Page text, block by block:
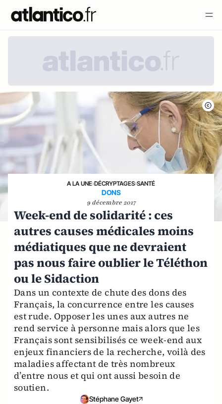
A LA UNE›DÉCRYPTAGES›SANTÉ
DONS
9 décembre 2017
Week-end de solidarité : ces
autres causes médicales moins
médiatiques que ne devraient
pas nous faire oublier le Téléthon
ou le Sidaction
Dans un contexte de chute des dons des
Français, la concurrence entre les causes
est rude. Opposer les unes aux autres ne
rend service à personne mais alors que les
Français sont sensibilisés ce week-end aux
enjeux financiers de la recherche, voilà des
maladies affectant de très nombreux
d’entre nous et qui ont aussi besoin de
soutien.
Stéphane Gayet